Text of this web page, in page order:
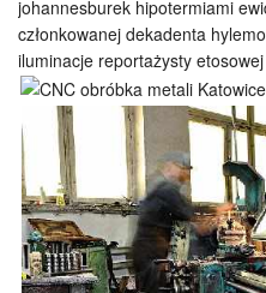
johannesburek hipotermiami
członkowanej dekadenta
iluminacje reportażysty